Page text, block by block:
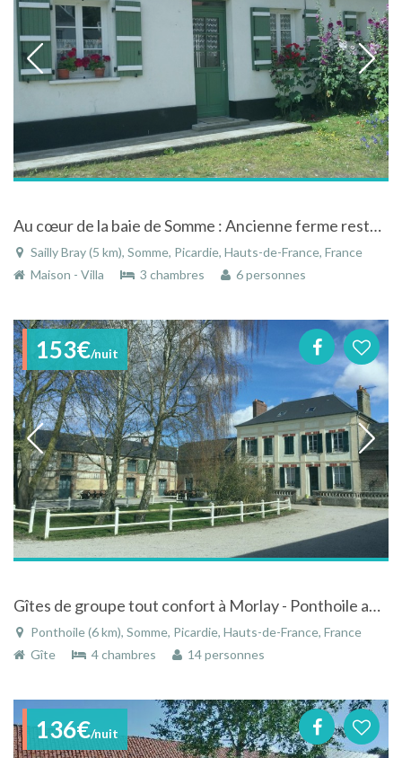
Au cœur de la baie de Somme : Ancienne ferme restaurée dans village calme
Sailly Bray (5 km), Somme, Picardie, Hauts-de-France, France
Maison - Villa
3 chambres 6 personnes
153€/nuit
Gîtes de groupe tout confort à Morlay - Ponthoile au Coeur de la Baie de Somme
Ponthoile (6 km), Somme, Picardie, Hauts-de-France, France
Gîte
4 chambres 14 personnes
136€/nuit